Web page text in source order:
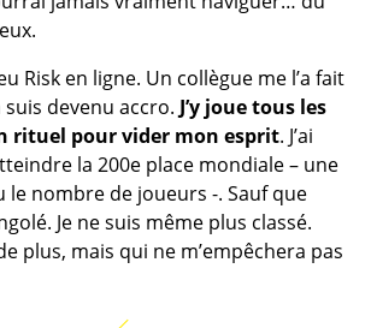
Risk en ligne. Un collègue me l’a fait
suis devenu accro. J’y joue tous les
rituel pour vider mon esprit. J’ai
la 200e place mondiale – une
le nombre de joueurs -. Sauf que
Je ne suis même plus classé.
plus, mais qui ne m’empêchera pas